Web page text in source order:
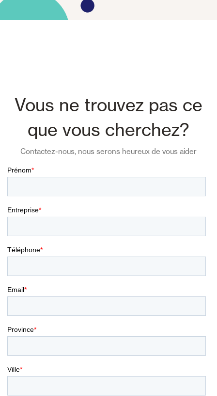
Vous ne trouvez pas ce
que vous cherchez?
Contactez-nous, nous serons heureux de vous aider